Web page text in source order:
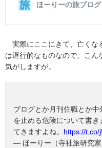
実際にここにきて、亡くな
は遅行的なものなので、こ
気がしますが。
ブログとか月刊住職とか
を止める危険について書き
てきますよね。 https://t.co/
— ほーりー（寺社旅研究